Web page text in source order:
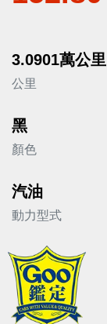
3.0901萬公里
公里
黑
顏色
汽油
動力型式